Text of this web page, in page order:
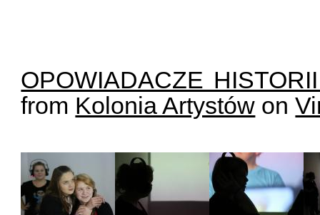
OPOWIADACZE
from Kolonia Artystów on